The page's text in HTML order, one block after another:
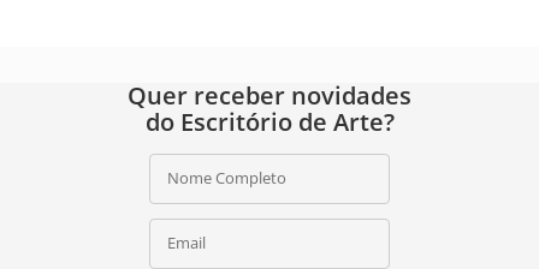
Quer receber novidades
do Escritório de Arte?
Nome Completo
Email